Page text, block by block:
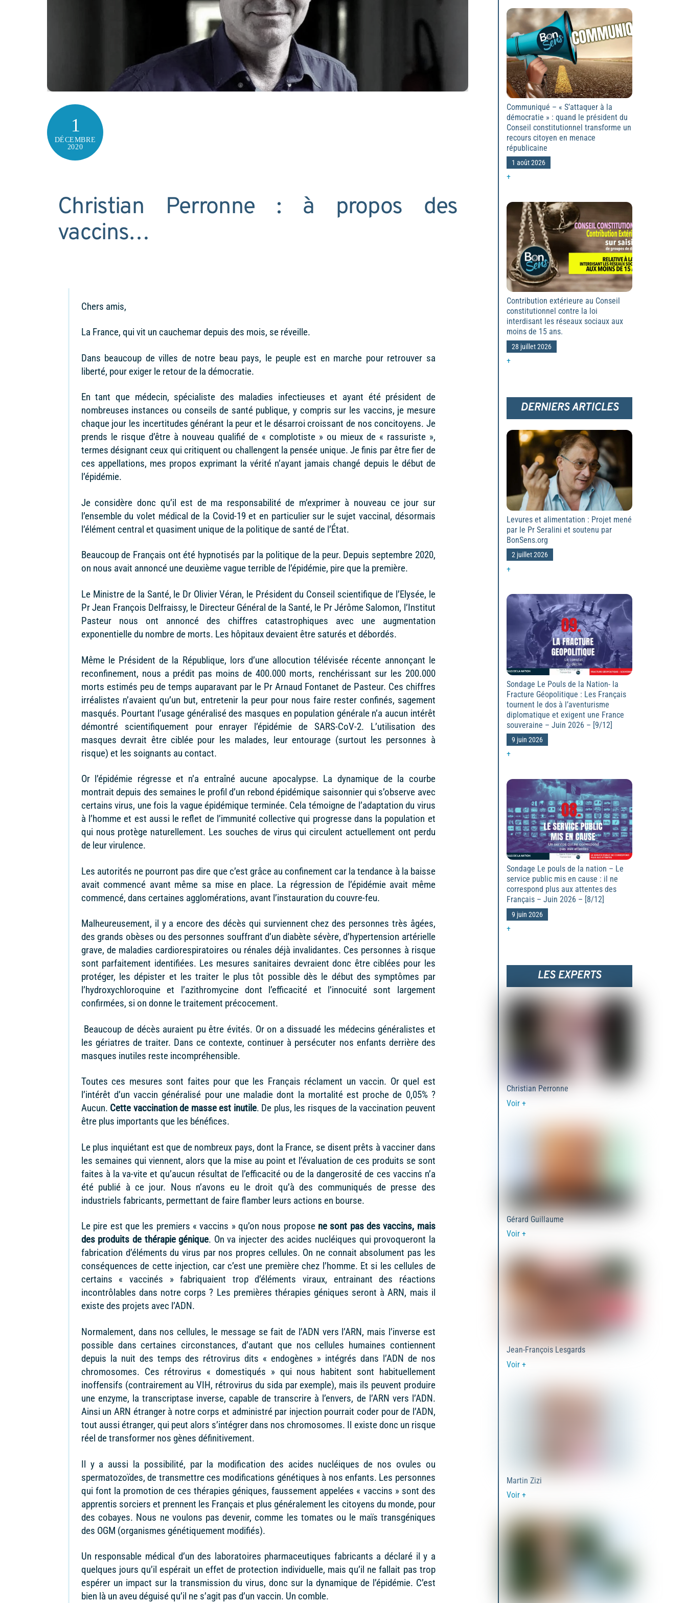
1
DÉCEMBRE
2020
Christian Perronne : à propos des
vaccins…
Chers amis,
La France, qui vit un cauchemar depuis des mois, se réveille.
Dans beaucoup de villes de notre beau pays, le peuple est en marche pour retrouver sa
liberté, pour exiger le retour de la démocratie.
En tant que médecin, spécialiste des maladies infectieuses et ayant été président de
nombreuses instances ou conseils de santé publique, y compris sur les vaccins, je mesure
chaque jour les incertitudes générant la peur et le désarroi croissant de nos concitoyens. Je
prends le risque d’être à nouveau qualifié de « complotiste » ou mieux de « rassuriste »,
termes désignant ceux qui critiquent ou challengent la pensée unique. Je finis par être fier de
ces appellations, mes propos exprimant la vérité n’ayant jamais changé depuis le début de
l’épidémie.
Je considère donc qu’il est de ma responsabilité de m’exprimer à nouveau ce jour sur
l’ensemble du volet médical de la Covid-19 et en particulier sur le sujet vaccinal, désormais
l’élément central et quasiment unique de la politique de santé de l’État.
Beaucoup de Français ont été hypnotisés par la politique de la peur. Depuis septembre 2020,
on nous avait annoncé une deuxième vague terrible de l’épidémie, pire que la première.
Le Ministre de la Santé, le Dr Olivier Véran, le Président du Conseil scientifique de l’Elysée, le
Pr Jean François Delfraissy, le Directeur Général de la Santé, le Pr Jérôme Salomon, l’Institut
Pasteur nous ont annoncé des chiffres catastrophiques avec une augmentation
exponentielle du nombre de morts. Les hôpitaux devaient être saturés et débordés.
Même le Président de la République, lors d’une allocution télévisée récente annonçant le
reconfinement, nous a prédit pas moins de 400.000 morts, renchérissant sur les 200.000
morts estimés peu de temps auparavant par le Pr Arnaud Fontanet de Pasteur. Ces chiffres
irréalistes n’avaient qu’un but, entretenir la peur pour nous faire rester confinés, sagement
masqués. Pourtant l’usage généralisé des masques en population générale n’a aucun intérêt
démontré scientifiquement pour enrayer l’épidémie de SARS-CoV-2. L’utilisation des
masques devrait être ciblée pour les malades, leur entourage (surtout les personnes à
risque) et les soignants au contact.
Or l’épidémie régresse et n’a entraîné aucune apocalypse. La dynamique de la courbe
montrait depuis des semaines le profil d’un rebond épidémique saisonnier qui s’observe avec
certains virus, une fois la vague épidémique terminée. Cela témoigne de l’adaptation du virus
à l’homme et est aussi le reflet de l’immunité collective qui progresse dans la population et
qui nous protège naturellement. Les souches de virus qui circulent actuellement ont perdu
de leur virulence.
Les autorités ne pourront pas dire que c’est grâce au confinement car la tendance à la baisse
avait commencé avant même sa mise en place. La régression de l’épidémie avait même
commencé, dans certaines agglomérations, avant l’instauration du couvre-feu.
Malheureusement, il y a encore des décès qui surviennent chez des personnes très âgées,
des grands obèses ou des personnes souffrant d’un diabète sévère, d’hypertension artérielle
grave, de maladies cardiorespiratoires ou rénales déjà invalidantes. Ces personnes à risque
sont parfaitement identifiées. Les mesures sanitaires devraient donc être ciblées pour les
protéger, les dépister et les traiter le plus tôt possible dès le début des symptômes par
l’hydroxychloroquine et l’azithromycine dont l’efficacité et l’innocuité sont largement
confirmées, si on donne le traitement précocement.
Beaucoup de décès auraient pu être évités. Or on a dissuadé les médecins généralistes et
les gériatres de traiter. Dans ce contexte, continuer à persécuter nos enfants derrière des
masques inutiles reste incompréhensible.
Toutes ces mesures sont faites pour que les Français réclament un vaccin. Or quel est
l’intérêt d’un vaccin généralisé pour une maladie dont la mortalité est proche de 0,05% ?
Aucun. Cette vaccination de masse est inutile. De plus, les risques de la vaccination peuvent
être plus importants que les bénéfices.
Le plus inquiétant est que de nombreux pays, dont la France, se disent prêts à vacciner dans
les semaines qui viennent, alors que la mise au point et l’évaluation de ces produits se sont
faites à la va-vite et qu’aucun résultat de l’efficacité ou de la dangerosité de ces vaccins n’a
été publié à ce jour. Nous n’avons eu le droit qu’à des communiqués de presse des
industriels fabricants, permettant de faire flamber leurs actions en bourse.
Le pire est que les premiers « vaccins » qu’on nous propose ne sont pas des vaccins, mais
des produits de thérapie génique. On va injecter des acides nucléiques qui provoqueront la
fabrication d’éléments du virus par nos propres cellules. On ne connait absolument pas les
conséquences de cette injection, car c’est une première chez l’homme. Et si les cellules de
certains « vaccinés » fabriquaient trop d’éléments viraux, entrainant des réactions
incontrôlables dans notre corps ? Les premières thérapies géniques seront à ARN, mais il
existe des projets avec l’ADN.
Normalement, dans nos cellules, le message se fait de l’ADN vers l’ARN, mais l’inverse est
possible dans certaines circonstances, d’autant que nos cellules humaines contiennent
depuis la nuit des temps des rétrovirus dits « endogènes » intégrés dans l’ADN de nos
chromosomes. Ces rétrovirus « domestiqués » qui nous habitent sont habituellement
inoffensifs (contrairement au VIH, rétrovirus du sida par exemple), mais ils peuvent produire
une enzyme, la transcriptase inverse, capable de transcrire à l’envers, de l’ARN vers l’ADN.
Ainsi un ARN étranger à notre corps et administré par injection pourrait coder pour de l’ADN,
tout aussi étranger, qui peut alors s’intégrer dans nos chromosomes. Il existe donc un risque
réel de transformer nos gènes définitivement.
Il y a aussi la possibilité, par la modification des acides nucléiques de nos ovules ou
spermatozoïdes, de transmettre ces modifications génétiques à nos enfants. Les personnes
qui font la promotion de ces thérapies géniques, faussement appelées « vaccins » sont des
apprentis sorciers et prennent les Français et plus généralement les citoyens du monde, pour
des cobayes. Nous ne voulons pas devenir, comme les tomates ou le maïs transgéniques
des OGM (organismes génétiquement modifiés).
Un responsable médical d’un des laboratoires pharmaceutiques fabricants a déclaré il y a
quelques jours qu’il espérait un effet de protection individuelle, mais qu’il ne fallait pas trop
espérer un impact sur la transmission du virus, donc sur la dynamique de l’épidémie. C’est
bien là un aveu déguisé qu’il ne s’agit pas d’un vaccin. Un comble.
Communiqué – « S’attaquer à la
démocratie » : quand le président du
Conseil constitutionnel transforme un
recours citoyen en menace
républicaine
1 août 2026
+
Contribution extérieure au Conseil
constitutionnel contre la loi
interdisant les réseaux sociaux aux
moins de 15 ans.
28 juillet 2026
+
DERNIERS ARTICLES
Levures et alimentation : Projet mené
par le Pr Seralini et soutenu par
BonSens.org
2 juillet 2026
+
Sondage Le Pouls de la Nation- la
Fracture Géopolitique : Les Français
tournent le dos à l’aventurisme
diplomatique et exigent une France
souveraine – Juin 2026 – [9/12]
9 juin 2026
+
Sondage Le pouls de la nation – Le
service public mis en cause : il ne
correspond plus aux attentes des
Français – Juin 2026 – [8/12]
9 juin 2026
+
LES EXPERTS
Christian Perronne
Voir +
Gérard Guillaume
Voir +
Jean-François Lesgards
Voir +
Martin Zizi
Voir +